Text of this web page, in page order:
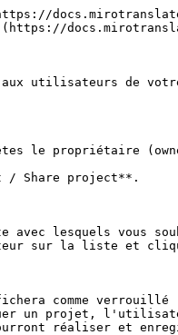
utilisateurs de
le propriétaire
/ Share project**.
avec lesquels vous
sur la liste et
comme
un projet,
réaliser et